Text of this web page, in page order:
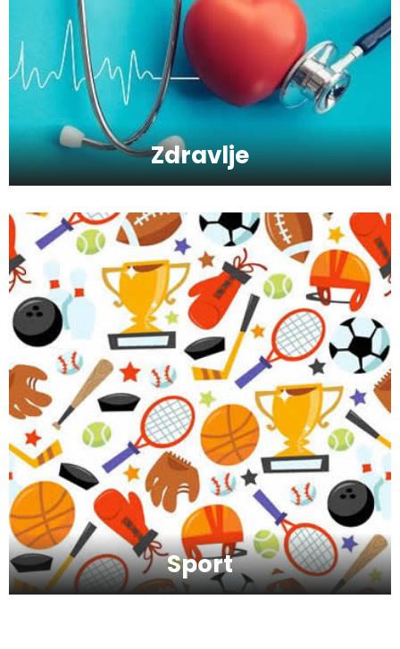
Mitovi o zdravoj hrani
Skijanje pa plivanje, idealne aktivnosti na
raspustu u Sloveniji
Ishrana profesionalnih sportista
Kako da oporavimo kožu nakon zime?
Koliko je šećer (ne)zdrav?
Saveti za jutranji trening
Zdravlje
Sport